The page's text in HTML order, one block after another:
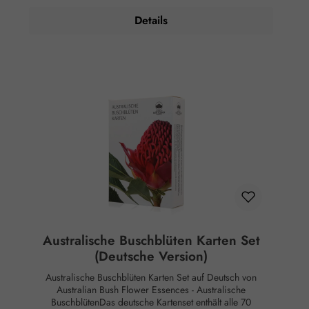
Schwingungsmittel sind im Sinne des Art. 2 der VO (EG)
Details
Australische Buschblüten Karten Set
(Deutsche Version)
Australische Buschblüten Karten Set auf Deutsch von
Australian Bush Flower Essences - Australische
BuschblütenDas deutsche Kartenset enthält alle 70